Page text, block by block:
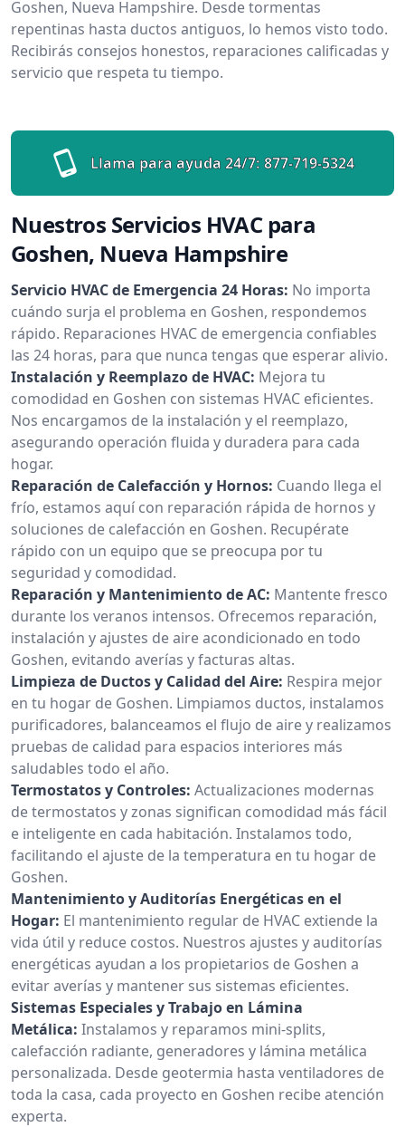
Goshen, Nueva Hampshire. Desde tormentas
repentinas hasta ductos antiguos, lo hemos visto todo.
Recibirás consejos honestos, reparaciones calificadas y
servicio que respeta tu tiempo.
Llama para ayuda 24/7: 877-719-5324
Nuestros Servicios HVAC para
Goshen, Nueva Hampshire
Servicio HVAC de Emergencia 24 Horas: No importa
cuándo surja el problema en Goshen, respondemos
rápido. Reparaciones HVAC de emergencia confiables
las 24 horas, para que nunca tengas que esperar alivio.
Instalación y Reemplazo de HVAC: Mejora tu
comodidad en Goshen con sistemas HVAC eficientes.
Nos encargamos de la instalación y el reemplazo,
asegurando operación fluida y duradera para cada
hogar.
Reparación de Calefacción y Hornos: Cuando llega el
frío, estamos aquí con reparación rápida de hornos y
soluciones de calefacción en Goshen. Recupérate
rápido con un equipo que se preocupa por tu
seguridad y comodidad.
Reparación y Mantenimiento de AC: Mantente fresco
durante los veranos intensos. Ofrecemos reparación,
instalación y ajustes de aire acondicionado en todo
Goshen, evitando averías y facturas altas.
Limpieza de Ductos y Calidad del Aire: Respira mejor
en tu hogar de Goshen. Limpiamos ductos, instalamos
purificadores, balanceamos el flujo de aire y realizamos
pruebas de calidad para espacios interiores más
saludables todo el año.
Termostatos y Controles: Actualizaciones modernas
de termostatos y zonas significan comodidad más fácil
e inteligente en cada habitación. Instalamos todo,
facilitando el ajuste de la temperatura en tu hogar de
Goshen.
Mantenimiento y Auditorías Energéticas en el
Hogar: El mantenimiento regular de HVAC extiende la
vida útil y reduce costos. Nuestros ajustes y auditorías
energéticas ayudan a los propietarios de Goshen a
evitar averías y mantener sus sistemas eficientes.
Sistemas Especiales y Trabajo en Lámina
Metálica: Instalamos y reparamos mini-splits,
calefacción radiante, generadores y lámina metálica
personalizada. Desde geotermia hasta ventiladores de
toda la casa, cada proyecto en Goshen recibe atención
experta.